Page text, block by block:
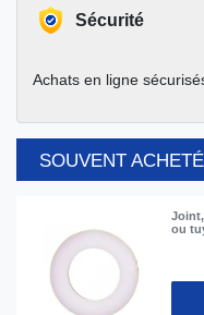
Sécurité
Achats en ligne
SOUVENT
ou